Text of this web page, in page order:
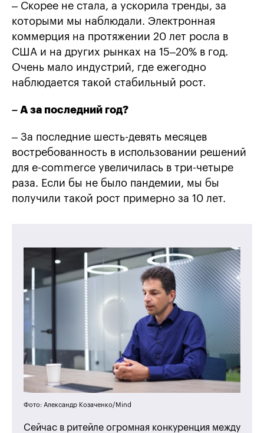
– Скорее не стала, а ускорила тренды, за
которыми мы наблюдали. Электронная
коммерция на протяжении 20 лет росла в
США и на других рынках на 15–20% в год.
Очень мало индустрий, где ежегодно
наблюдается такой стабильный рост.
– А за последний год?
– За последние шесть-девять месяцев
востребованность в использовании решений
для e-commerce увеличилась в три-четыре
раза. Если бы не было пандемии, мы бы
получили такой рост примерно за 10 лет.
Фото: Александр Козаченко/Mind
Сейчас в ритейле огромная конкуренция между